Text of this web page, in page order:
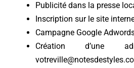
Publicité dans la presse
Inscription sur le site
Campagne Google
Création d’une